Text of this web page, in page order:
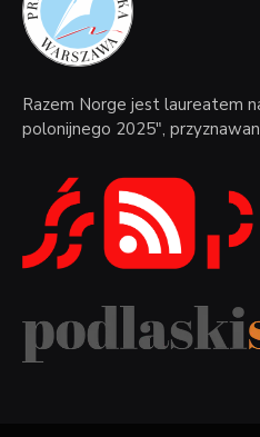
Razem Norge jest laureatem
polonijnego 2025",